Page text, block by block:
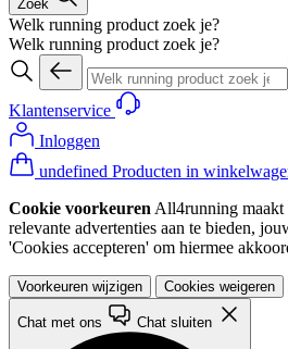
Zoek
Welk running product zoek je?
Welk running product zoek je?
Klantenservice
Inloggen
undefined Producten in
Cookie voorkeuren All4running maakt
relevante advertenties aan te bieden,
'Cookies accepteren' om hiermee
Voorkeuren wijzigen Cookies weigeren
Chat met ons Chat sluiten